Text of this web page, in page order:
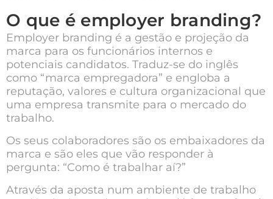
O que é employer branding?
Employer branding é a gestão e projeção da
marca para os funcionários internos e
potenciais candidatos. Traduz-se do inglês
como “marca empregadora” e engloba a
reputação, valores e cultura organizacional que
uma empresa transmite para o mercado do
trabalho.
Os seus colaboradores são os embaixadores da
marca e são eles que vão responder à
pergunta: “Como é trabalhar aí?”
Através da aposta num ambiente de trabalho